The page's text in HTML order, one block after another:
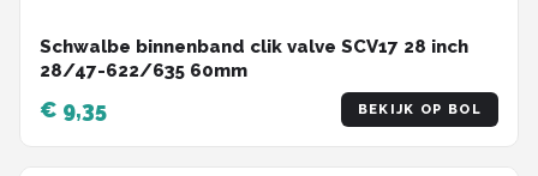
Schwalbe binnenband clik valve SCV17 28 inch
28/47-622/635 60mm
€ 9,35 BEKIJK OP BOL